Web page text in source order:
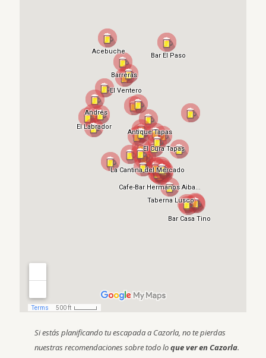
Si estás planificando tu escapada a Cazorla, no te pierdas
nuestras recomendaciones sobre todo loque ver en Cazorla.